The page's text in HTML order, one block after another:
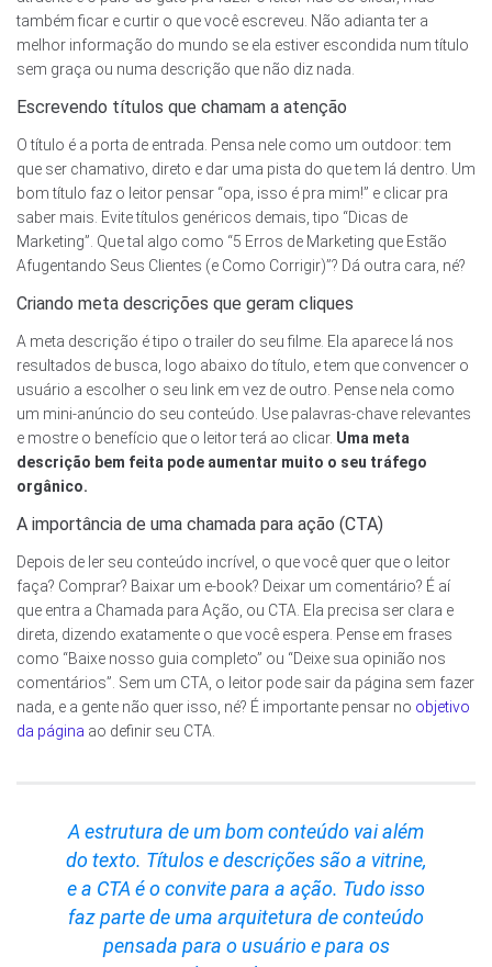
também ficar e curtir o que você escreveu. Não adianta ter a
melhor informação do mundo se ela estiver escondida num título
sem graça ou numa descrição que não diz nada.
Escrevendo títulos que chamam a atenção
O título é a porta de entrada. Pensa nele como um outdoor: tem
que ser chamativo, direto e dar uma pista do que tem lá dentro. Um
bom título faz o leitor pensar “opa, isso é pra mim!” e clicar pra
saber mais. Evite títulos genéricos demais, tipo “Dicas de
Marketing”. Que tal algo como “5 Erros de Marketing que Estão
Afugentando Seus Clientes (e Como Corrigir)”? Dá outra cara, né?
Criando meta descrições que geram cliques
A meta descrição é tipo o trailer do seu filme. Ela aparece lá nos
resultados de busca, logo abaixo do título, e tem que convencer o
usuário a escolher o seu link em vez de outro. Pense nela como
um mini-anúncio do seu conteúdo. Use palavras-chave relevantes
e mostre o benefício que o leitor terá ao clicar. Uma meta
descrição bem feita pode aumentar muito o seu tráfego
orgânico.
A importância de uma chamada para ação (CTA)
Depois de ler seu conteúdo incrível, o que você quer que o leitor
faça? Comprar? Baixar um e-book? Deixar um comentário? É aí
que entra a Chamada para Ação, ou CTA. Ela precisa ser clara e
direta, dizendo exatamente o que você espera. Pense em frases
como “Baixe nosso guia completo” ou “Deixe sua opinião nos
comentários”. Sem um CTA, o leitor pode sair da página sem fazer
nada, e a gente não quer isso, né? É importante pensar no objetivo
da página ao definir seu CTA.
A estrutura de um bom conteúdo vai além
do texto. Títulos e descrições são a vitrine,
e a CTA é o convite para a ação. Tudo isso
faz parte de uma arquitetura de conteúdo
pensada para o usuário e para os